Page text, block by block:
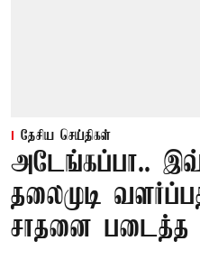
தேசிய செய்திகள்
அடேங்கப்பா..
தலைமுடி
சாதனை படைத்த